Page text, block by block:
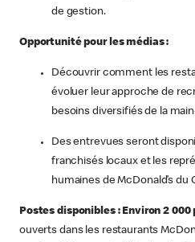
de gestion.
Opportunité pour les médias :
Découvrir comment les
évoluer leur approche de
besoins diversifiés de la
Des entrevues seront
franchisés locaux et les
humaines de McDonald’s du
Postes disponibles : Environ 2 000
ouverts dans les restaurants